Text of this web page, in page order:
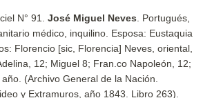
N° 91.José Miguel Neves. Portugués,
médico, inquilino. Esposa: Eustaquia
Florencio [sic, Florencia] Neves, oriental,
12; Miguel 8; Fran.co Napoleón, 12;
(Archivo General de la Nación.
y Extramuros, año 1843. Libro 263).